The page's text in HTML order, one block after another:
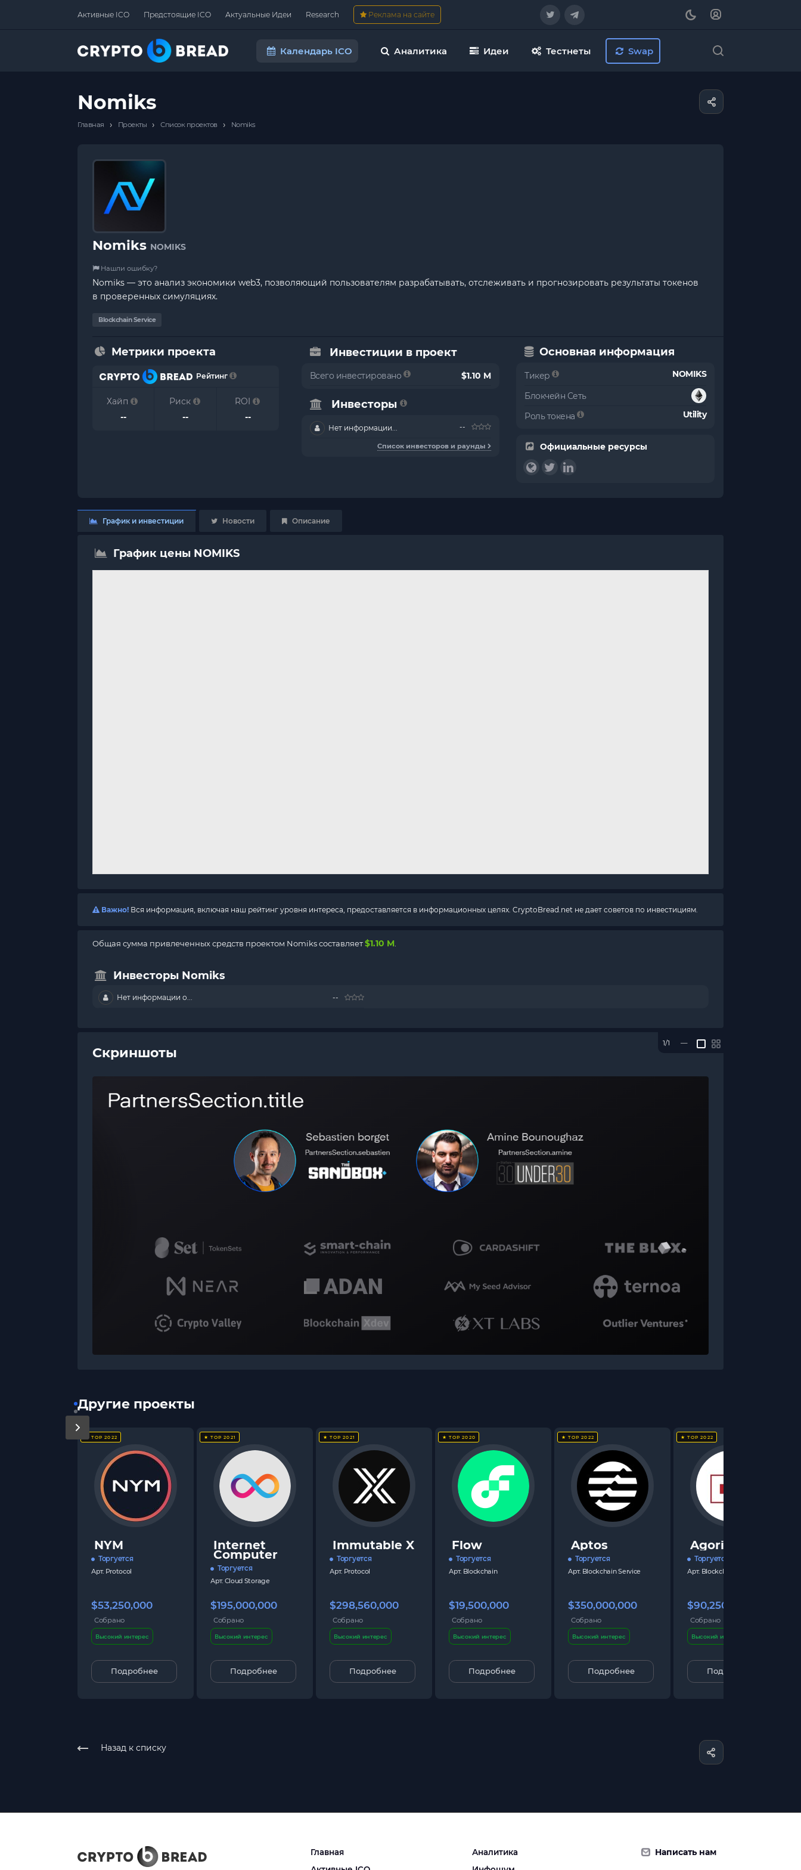
Активные ICO Предстоящие ICO Актуальные Идеи Research Реклама на сайте
Календарь ICO Аналитика Идеи Тестнеты Swap
Nomiks
Главная › Проекты › Список проектов › Nomiks
Nomiks NOMIKS
Нашли ошибку?
Nomiks — это анализ экономики web3, позволяющий пользователям разрабатывать, отслеживать и прогнозировать результаты токенов
в проверенных симуляциях.
Blockchain Service
Метрики проекта
Рейтинг
Хайп
--
Риск
--
ROI
--
Инвестиции в проект
Всего инвестировано $1.10 M
Инвесторы
Нет информации... --
Список инвесторов и раунды
Основная информация
Тикер NOMIKS
Блокчейн Сеть
Роль токена
Utility
Официальные ресурсы
График и инвестиции Новости Описание
График цены NOMIKS
Важно! Вся информация, включая наш рейтинг уровня интереса, предоставляется в информационных целях. CryptoBread.net не дает советов по инвестициям.
Общая сумма привлеченных средств проектом Nomiks составляет$1.10 M
Инвесторы Nomiks
Нет информации о... --
Скриншоты
1/1 —
Другие проекты
★ TOP 2022
NYM
Торгуется
Арт. Protocol
$53,250,000
Собрано
Высокий интерес
Подробнее
★ TOP 2021
Internet
Computer
Торгуется
Арт. Cloud Storage
$195,000,000
Собрано
Высокий интерес
Подробнее
★ TOP 2021
Immutable X
Торгуется
Арт. Protocol
$298,560,000
Собрано
Высокий интерес
Подробнее
★ TOP 2020
Flow
Торгуется
Арт. Blockchain
$19,500,000
Собрано
Высокий интерес
Подробнее
★ TOP 2022
Aptos
Торгуется
Арт. Blockchain Service
$350,000,000
Собрано
Высокий интерес
Подробнее
★ TOP 2022
Agoric
Торгуется
Арт. Blockchain Service
$90,250,000
Собрано
Высокий интерес
Подробнее
Назад к списку
Главная
Аналитика
Написать нам